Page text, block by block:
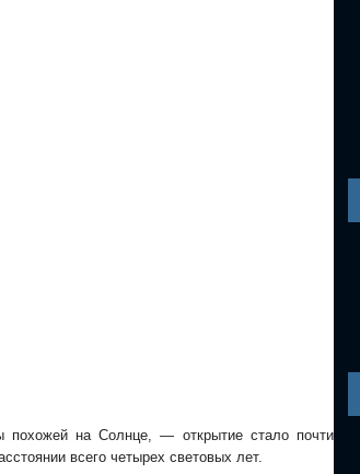
на Солнце, — открытие стало почти
всего четырех световых лет.